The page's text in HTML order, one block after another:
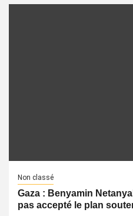
Non classé
Gaza : Benyamin
pas accepté le plan